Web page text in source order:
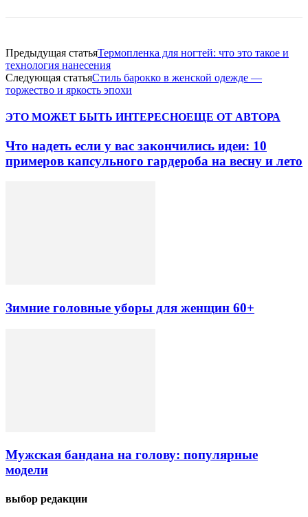
Предыдущая статьяТермопленка для ногтей: что это такое и
технология нанесения
Следующая статьяСтиль барокко в женской одежде —
торжество и яркость эпохи
ЭТО МОЖЕТ БЫТЬ ИНТЕРЕСНОЕЩЕ ОТ АВТОРА
Что надеть если у вас закончились идеи: 10
примеров капсульного гардероба на весну и лето
Зимние головные уборы для женщин 60+
Мужская бандана на голову: популярные
модели
выбор редакции